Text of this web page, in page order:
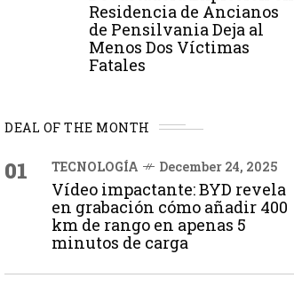
Residencia de Ancianos
de Pensilvania Deja al
Menos Dos Víctimas
Fatales
DEAL OF THE MONTH
01 TECNOLOGÍA December 24, 2025
Vídeo impactante: BYD revela
en grabación cómo añadir 400
km de rango en apenas 5
minutos de carga